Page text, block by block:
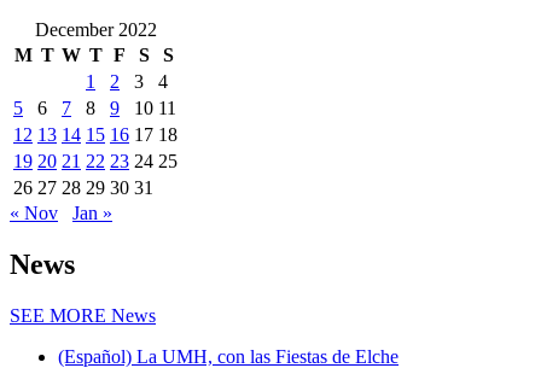
December 2022
M T W T F S
S
1
2 3
4
5
6 7 8 9 10 11
12 13 14 15 16 17 18
19 20 21 22 23 24 25
26 27 28 29 30 31
« Nov
Jan »
News
SEE MORE News
(Español) La UMH, con las Fiestas de Elche